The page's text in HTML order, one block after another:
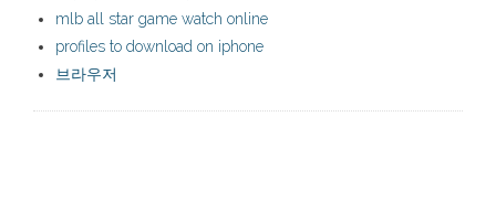
mlb all star game watch online
profiles to download on iphone
브라우저